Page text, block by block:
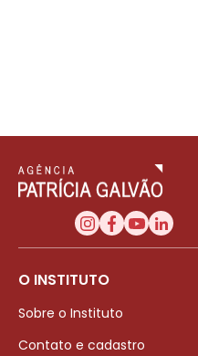
O INSTITUTO
Sobre o Instituto
Contato e cadastro